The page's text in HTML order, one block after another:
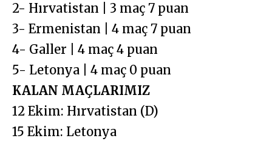
2- Hırvatistan | 3 maç 7 puan
3- Ermenistan | 4 maç 7 puan
4- Galler | 4 maç 4 puan
5- Letonya | 4 maç 0 puan
KALAN MAÇLARIMIZ
12 Ekim: Hırvatistan (D)
15 Ekim: Letonya